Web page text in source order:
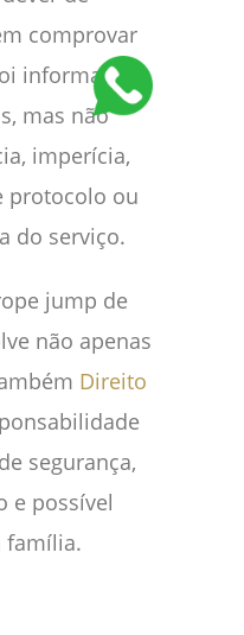
comprovar
informado
mas não
imperícia,
protocolo ou
do serviço.
jump de
não apenas
Direito
segurança,
e possível
família.